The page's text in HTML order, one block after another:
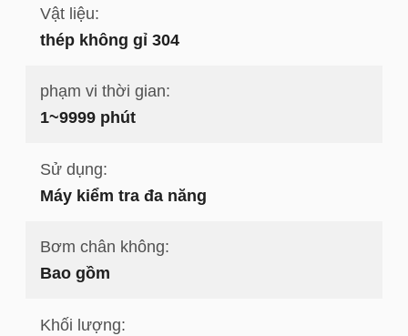
Vật liệu:
thép không gỉ 304
phạm vi thời gian:
1~9999 phút
Sử dụng:
Máy kiểm tra đa năng
Bơm chân không:
Bao gồm
Khối lượng: